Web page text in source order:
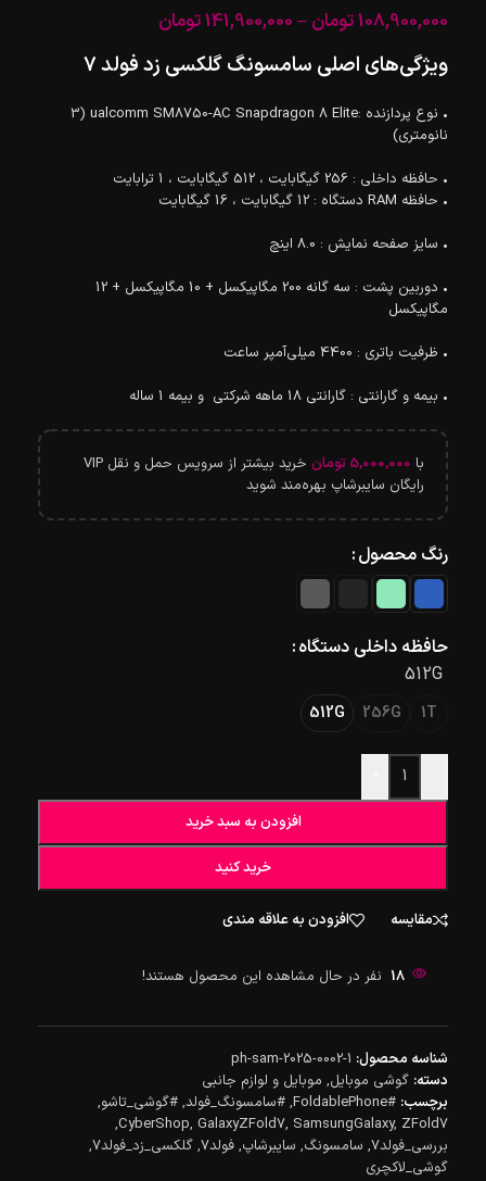
108,900,000تومان –
141,900,000تومان
ویژگی‌های اصلی سامسونگ گلکسی زد فولد 7
• نوع پردازنده :ualcomm SM8750-AC Snapdragon 8 Elite (3
نانومتری)
• حافظه داخلی : 256 گیگابایت ، 512 گیگابایت ، 1 ترابایت
• حافظه RAM دستگاه : 12 گیگابایت ، 16 گیگابایت
• سایز صفحه نمایش : 8.0 اینچ
• دوربین پشت : سه گانه 200 مگاپیکسل + 10 مگاپیکسل + 12
مگاپیکسل
• ظرفیت باتری : 4400 میلی‌آمپر ساعت
• بیمه و گارانتی : گارانتی 18 ماهه شرکتی و بیمه 1 ساله
با 5,000,000 تومان
خرید بیشتر از سرویس حمل و نقل VIP
رایگان سایبرشاپ بهره‌مند شوید
رنگ محصول
حافظه داخلی دستگاه
512G
1T
256G
512G
افزودن به سبد خرید
خرید کنید
مقایسه افزودن به علاقه مندی
18 نفر در حال مشاهده این محصول هستند!
شناسه محصول: ph-sam-2025-0002-1
دسته: گوشی موبایل, موبایل و لوازم جانبی
برچسب: #FoldablePhone
, #سامسونگ_فولد, #گوشی_تاشو,
CyberShop, GalaxyZFold7, SamsungGalaxy, ZFold7
,
بررسی_فولد7 , سامسونگ, سایبرشاپ, فولد7 , گلکسی_زد_فولد7 ,
گوشی_لاکچری